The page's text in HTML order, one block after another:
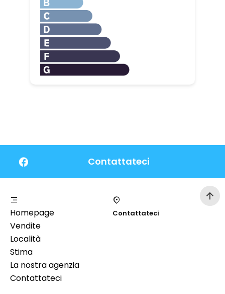
Contattateci
Homepage
Vendite
Località
Stima
La nostra agenzia
Contattateci
Contattateci